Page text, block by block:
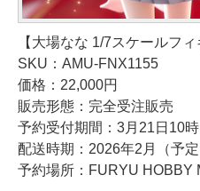
【大場なな 1/7スケールフィ
SKU：AMU-FNX1155
価格：22,000円
販売形態：完全受注販売
予約受付期間：3月21日10
配送時期：2026年2月（予定
予約場所：FURYU